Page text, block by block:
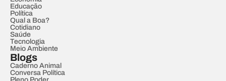
Educação
Política
Qual a Boa?
Cotidiano
Saúde
Tecnologia
Meio Ambiente
Blogs
Caderno Animal
Conversa Política